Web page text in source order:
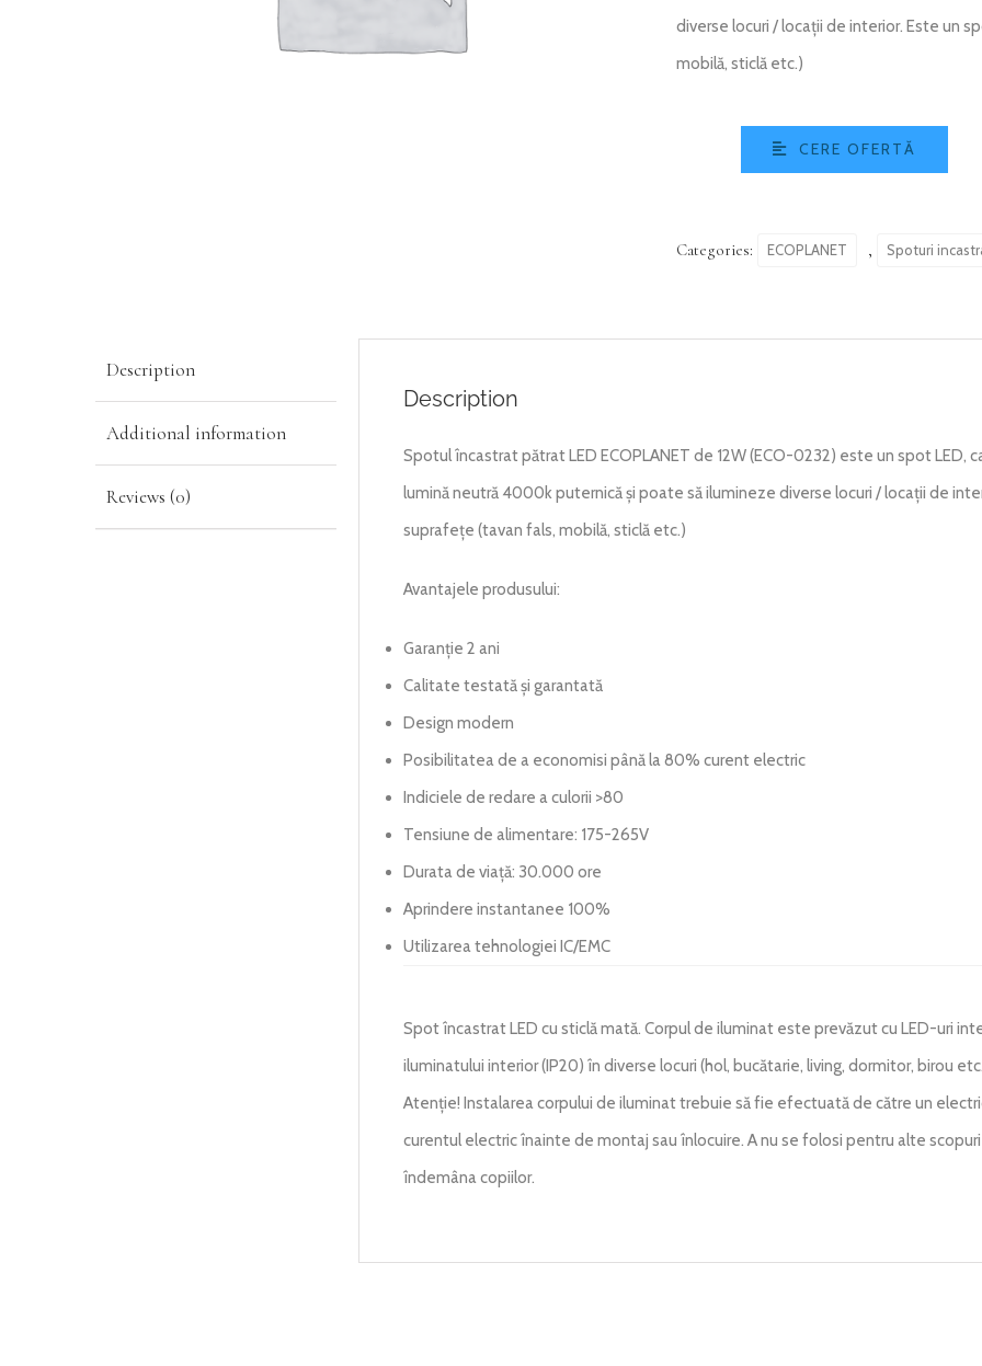
diverse locuri / locații de interior. Este un
mobilă, sticlă etc.)
CERE OFERTĂ
Categories: ECOPLANET Spoturi
Description
Additional information
Reviews (0)
Description
Spotul încastrat pătrat LED ECOPLANET de 12W (ECO-0232) este un spot LED,
lumină neutră 4000k puternică și poate să ilumineze diverse locuri / locații de
suprafețe (tavan fals, mobilă, sticlă etc.)
Avantajele produsului:
Garanție 2 ani
Calitate testată și garantată
Design modern
Posibilitatea de a economisi până la 80% curent electric
Indiciele de redare a culorii >80
Tensiune de alimentare: 175-265V
Durata de viață: 30.000 ore
Aprindere instantanee 100%
Utilizarea tehnologiei IC/EMC
Spot încastrat LED cu sticlă mată. Corpul de iluminat este prevăzut cu LED-uri
iluminatului interior (IP20) în diverse locuri (hol, bucătarie, living, dormitor, birou
Atenție! Instalarea corpului de iluminat trebuie să fie efectuată de către un
curentul electric înainte de montaj sau înlocuire. A nu se folosi pentru alte
îndemâna copiilor.